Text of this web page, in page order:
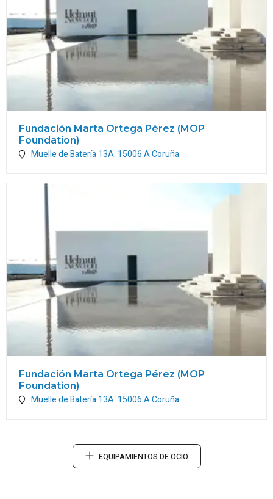
Fundación Marta Ortega Pérez (MOP
Foundation)
Muelle de Batería 13A. 15006A Coruña
Fundación Marta Ortega Pérez (MOP
Foundation)
Muelle de Batería 13A. 15006A Coruña
EQUIPAMIENTOS DE OCIO